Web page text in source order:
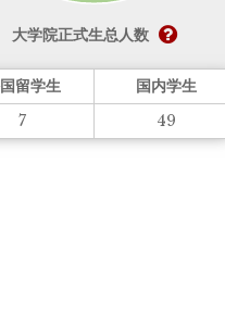
大学院正式生总人数
留学生
国内学生
7
49